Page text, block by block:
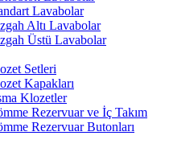
Lavabolar
Altı Lavabolar
Üstü Lavabolar
Setleri
Kapakları
Klozetler
Rezervuar ve İç Takım
Rezervuar Butonları